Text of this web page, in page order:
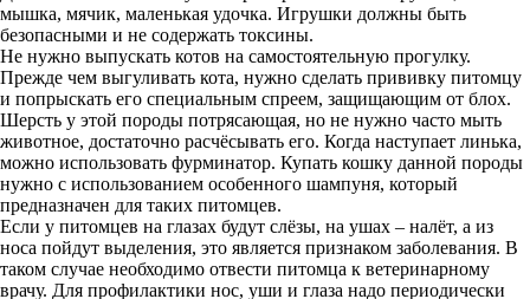
мышка, мячик, маленькая удочка. Игрушки должны быть
безопасными и не содержать токсины.
Не нужно выпускать котов на самостоятельную прогулку.
Прежде чем выгуливать кота, нужно сделать прививку питомцу
и попрыскать его специальным спреем, защищающим от блох.
Шерсть у этой породы потрясающая, но не нужно часто мыть
животное, достаточно расчёсывать его. Когда наступает линька,
можно использовать фурминатор. Купать кошку данной породы
нужно с использованием особенного шампуня, который
предназначен для таких питомцев.
Если у питомцев на глазах будут слёзы, на ушах – налёт, а из
носа пойдут выделения, это является признаком заболевания. В
таком случае необходимо отвести питомца к ветеринарному
врачу. Для профилактики нос, уши и глаза надо периодически